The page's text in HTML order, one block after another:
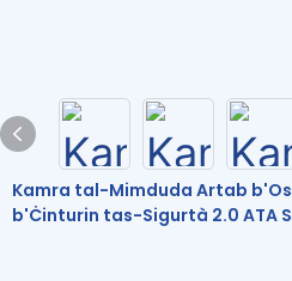
Kamra tal-Mimduda Artab
b'Ċinturin tas-Sigurtà 2.0 ATA